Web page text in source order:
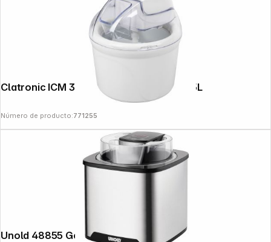
Clatronic ICM 3764 white Ice Machine 1,5L
Número de producto:771255
Unold 48855 Gelato